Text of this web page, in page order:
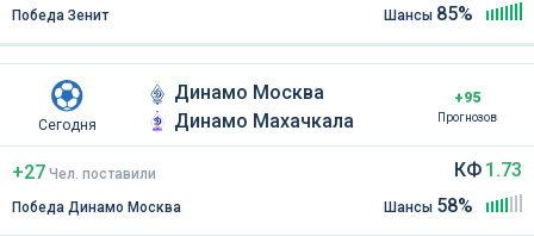
Победа Зенит
Шансы 85%
Сегодня
Динамо Москва
Динамо Махачкала
+95
Прогнозов
+27 Чел поставили
Победа Динамо Москва
КФ 1.73
Шансы 58%